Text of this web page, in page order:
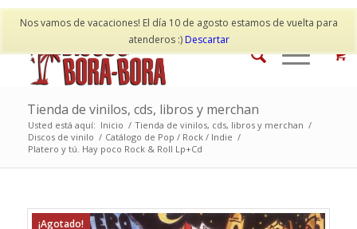
Nos vamos de vacaciones! El día 10 de agosto estamos de vuelta para
atenderos :)Descartar
Mi cuenta Contacto
Tienda de vinilos, cds, libros y merchan
Usted está aquí: Inicio / Tienda de vinilos, cds, libros y merchan /
Discos de vinilo / Catálogo de Pop / Rock / Indie /
Platero y tú. Hay poco Rock & Roll Lp+Cd
¡Agotado!